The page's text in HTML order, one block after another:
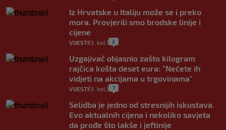
Iz Hrvatske u Italiju može se i preko
mora. Provjerili smo brodske linije i
cijene
VIJESTI 3. kol. 2
Uzgajivač objasnio zašto kilogram
rajčica košta deset eura: "Nećete ih
vidjeti na akcijama u trgovinama"
VIJESTI 3. kol. 7
Selidba je jedno od stresnijih iskustava.
Evo aktualnih cijena i nekoliko savjeta
da prođe što lakše i jeftinije